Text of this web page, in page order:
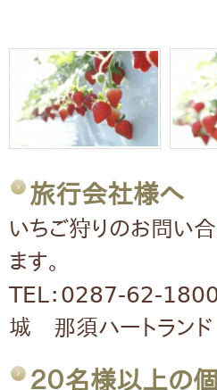
旅行会社様へ
いちご狩りのお問い
ます。
TEL：0287-62-
城 那須ハートラン
２０名様以上の